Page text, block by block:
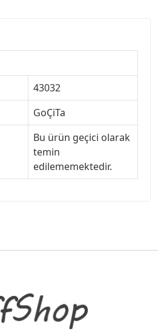
43032
GoÇiTa
Bu ürün geçici olarak
temin
edilememektedir.